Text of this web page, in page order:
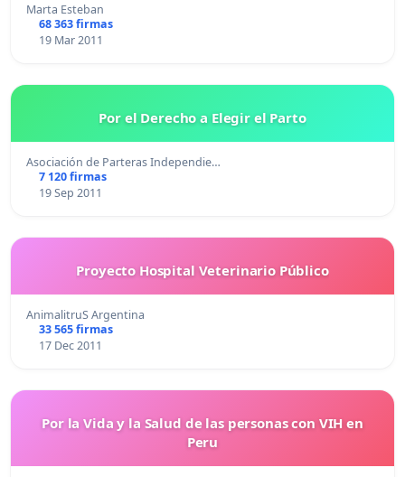
Marta Esteban
68 363 firmas
19 Mar 2011
Por el Derecho a Elegir el Parto
Asociación de Parteras Independie…
7 120 firmas
19 Sep 2011
Proyecto Hospital Veterinario Público
AnimalitruS Argentina
33 565 firmas
17 Dec 2011
Por la Vida y la Salud de las personas con VIH en
Peru